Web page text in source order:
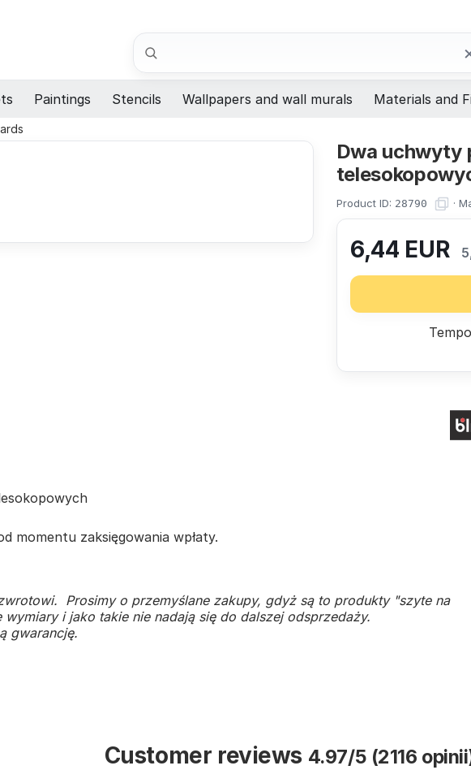
Search
Paintings Stencils Wallpapers and wall murals Materials and
Dwa uchwyty
Product ID: 28790 ·
6,44 EUR
momentu zaksięgowania wpłaty.
Prosimy o przemyślane zakupy, gdyż są to produkty "szyte na
i jako takie nie nadają się do dalszej odsprzedaży.
gwarancję.
Customer reviews 4.97/5 (2116